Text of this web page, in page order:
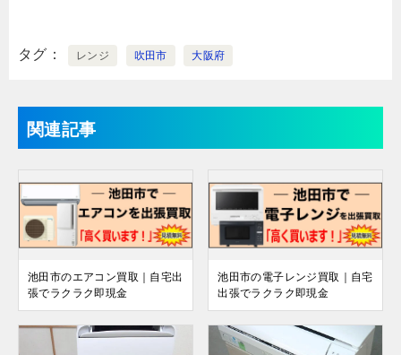
タグ レンジ 吹田市 大阪府
関連記事
池田市のエアコン買取｜自宅出
張でラクラク即現金
池田市の電子レンジ買取｜自宅
出張でラクラク即現金